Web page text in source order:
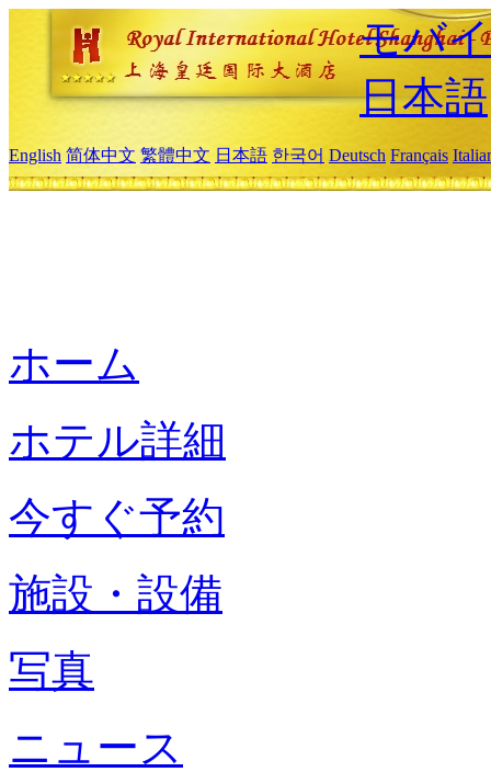
モバ
日本語
English 简体中文 繁體中文 日本語 한국어 Deutsch Français
ホーム
ホテル詳細
今すぐ予約
施設・設備
写真
ニュース